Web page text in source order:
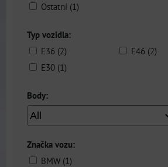
Ostatní (1)
Typ vozidla:
E36 (2)
E46 (2)
E30 (1)
Body:
Značka vozu:
BMW (1)